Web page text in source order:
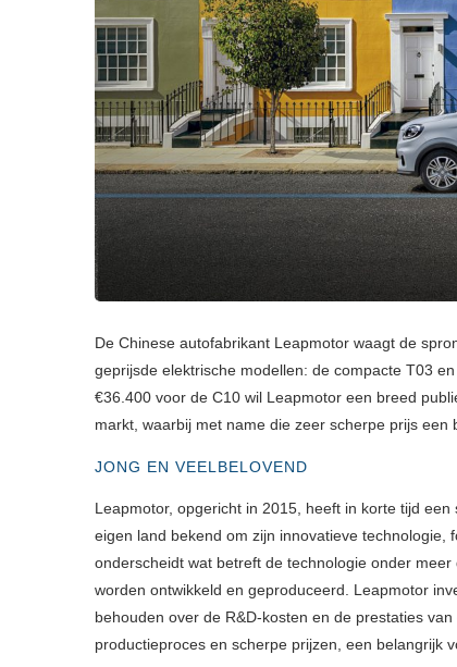
De Chinese autofabrikant Leapmotor waagt de
geprijsde elektrische modellen: de compacte T03
€36.400 voor de C10 wil Leapmotor een breed
markt, waarbij met name die zeer scherpe prijs een
JONG EN VEELBELOVEND
Leapmotor, opgericht in 2015, heeft in korte tijd
eigen land bekend om zijn innovatieve
onderscheidt wat betreft de technologie onder
worden ontwikkeld en geproduceerd. Leapmotor
behouden over de R&D-kosten en de prestaties
productieproces en scherpe prijzen, een belangrijk